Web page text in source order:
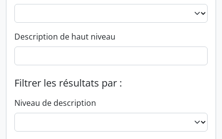
Description de haut niveau
Filtrer les résultats par :
Niveau de description